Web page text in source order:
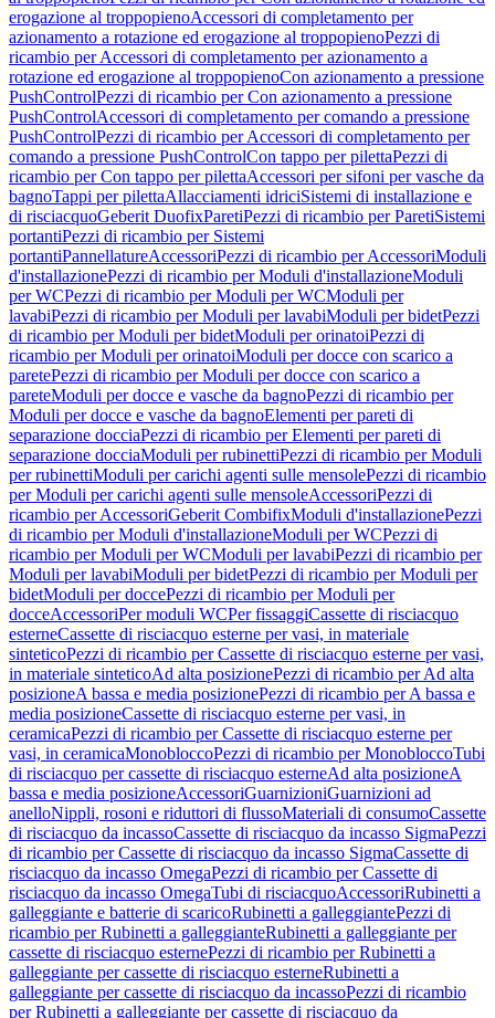
erogazione al troppopienoAccessori di completamento per
azionamento a rotazione ed erogazione al troppopienoPezzi di
ricambio per Accessori di completamento per azionamento a
rotazione ed erogazione al troppopienoCon azionamento a pressione
PushControlPezzi di ricambio per Con azionamento a pressione
PushControlAccessori di completamento per comando a pressione
PushControlPezzi di ricambio per Accessori di completamento per
comando a pressione PushControlCon tappo per pilettaPezzi di
ricambio per Con tappo per pilettaAccessori per sifoni per vasche da
bagnoTappi per pilettaAllacciamenti idriciSistemi di installazione e
di risciacquoGeberit DuofixParetiPezzi di ricambio per ParetiSistemi
portantiPezzi di ricambio per Sistemi
portantiPannellatureAccessoriPezzi di ricambio per AccessoriModuli
d'installazionePezzi di ricambio per Moduli d'installazioneModuli
per WCPezzi di ricambio per Moduli per WCModuli per
lavabiPezzi di ricambio per Moduli per lavabiModuli per bidetPezzi
di ricambio per Moduli per bidetModuli per orinatoiPezzi di
ricambio per Moduli per orinatoiModuli per docce con scarico a
paretePezzi di ricambio per Moduli per docce con scarico a
pareteModuli per docce e vasche da bagnoPezzi di ricambio per
Moduli per docce e vasche da bagnoElementi per pareti di
separazione docciaPezzi di ricambio per Elementi per pareti di
separazione docciaModuli per rubinettiPezzi di ricambio per Moduli
per rubinettiModuli per carichi agenti sulle mensolePezzi di ricambio
per Moduli per carichi agenti sulle mensoleAccessoriPezzi di
ricambio per AccessoriGeberit CombifixModuli d'installazionePezzi
di ricambio per Moduli d'installazioneModuli per WCPezzi di
ricambio per Moduli per WCModuli per lavabiPezzi di ricambio per
Moduli per lavabiModuli per bidetPezzi di ricambio per Moduli per
bidetModuli per doccePezzi di ricambio per Moduli per
docceAccessoriPer moduli WCPer fissaggiCassette di risciacquo
esterneCassette di risciacquo esterne per vasi, in materiale
sinteticoPezzi di ricambio per Cassette di risciacquo esterne per vasi,
in materiale sinteticoAd alta posizionePezzi di ricambio per Ad alta
posizioneA bassa e media posizionePezzi di ricambio per A bassa e
media posizioneCassette di risciacquo esterne per vasi, in
ceramicaPezzi di ricambio per Cassette di risciacquo esterne per
vasi, in ceramicaMonobloccoPezzi di ricambio per MonobloccoTubi
di risciacquo per cassette di risciacquo esterneAd alta posizioneA
bassa e media posizioneAccessoriGuarnizioniGuarnizioni ad
anelloNippli, rosoni e riduttori di flussoMateriali di consumoCassette
di risciacquo da incassoCassette di risciacquo da incasso SigmaPezzi
di ricambio per Cassette di risciacquo da incasso SigmaCassette di
risciacquo da incasso OmegaPezzi di ricambio per Cassette di
risciacquo da incasso OmegaTubi di risciacquoAccessoriRubinetti a
galleggiante e batterie di scaricoRubinetti a galleggiantePezzi di
ricambio per Rubinetti a galleggianteRubinetti a galleggiante per
cassette di risciacquo esternePezzi di ricambio per Rubinetti a
galleggiante per cassette di risciacquo esterneRubinetti a
galleggiante per cassette di risciacquo da incassoPezzi di ricambio
per Rubinetti a galleggiante per cassette di risciacquo da